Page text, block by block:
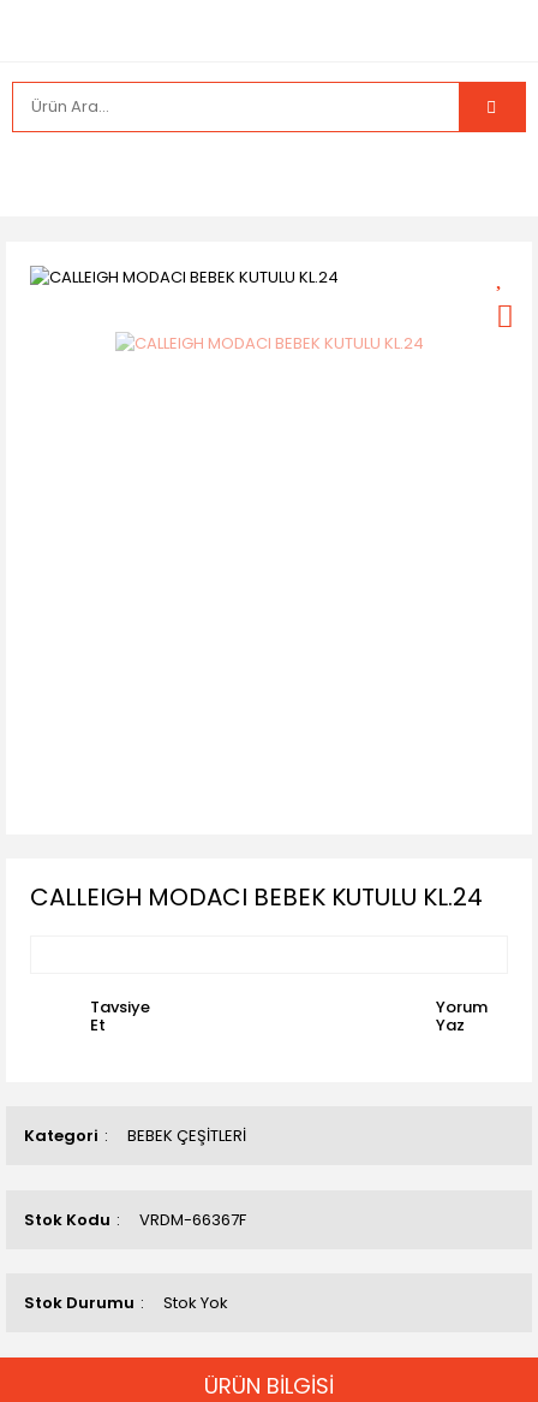
Kategori BEBEK ÇEŞİTLERİ
Stok Kodu VRDM-66367F
Stok Durumu Stok Yok
CALLEIGH MODACI BEBEK KUTULU KL.24
Tavsiye
Et
Yorum
Yaz
ÜRÜN BİLGİSİ